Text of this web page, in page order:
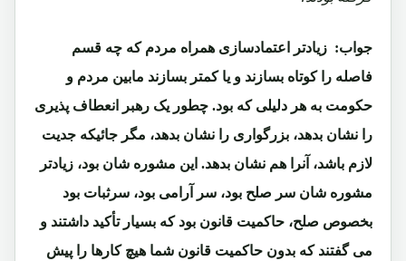
جواب: زیادتر اعتمادسازی همراه مردم که چه قسم
فاصله را کوتاه بسازند و یا کمتر بسازند مابین مردم و
حکومت به هر دلیلی که بود. چطور یک رهبر انعطاف پذیری
را نشان بدهد، بزرگواری را نشان بدهد، مگر جائیکه جدیت
لازم باشد، آنرا هم نشان بدهد. این مشوره شان بود، زیادتر
مشوره شان سر صلح بود، سر آرامی بود، سرثبات بود
بخصوص صلح، حاکمیت قانون بود که بسیار تأکید داشتند و
می گفتند که بدون حاکمیت قانون شما هیچ کارها را پیش